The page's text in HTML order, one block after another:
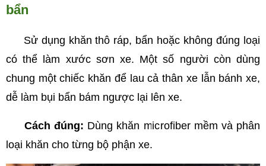
bẩn
Sử dụng khăn thô ráp, bẩn hoặc không đúng loại
có thể làm xước sơn xe. Một số người còn dùng
chung một chiếc khăn để lau cả thân xe lẫn bánh xe,
dễ làm bụi bẩn bám ngược lại lên xe.
Cách đúng: Dùng khăn microfiber mềm và phân
loại khăn cho từng bộ phận xe.